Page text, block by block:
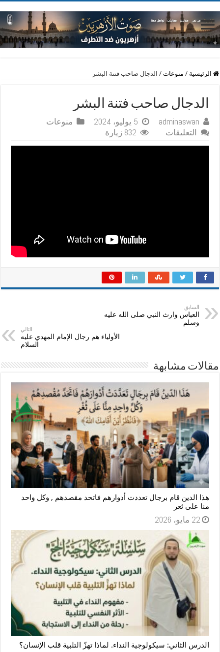
الرئيسية / منوعات / الدجال صاحب فتنة البشر
الدجال صاحب فتنة البشر
adminaswan 5 يوليو، 2024
منوعات
التعليقات
832 زيارة
السابق
العباس وارث النبي صلى الله عليه
وسلم
التالي
الأولياء هم رجال الإمام المهدي عليه
السلام
مقالات مشابهة
هذا الدين قام برجال تعددت أدوارهم فاتحد مقصدهم , وكل واحد
منا على ثعر
22 مايو، 2026
الدرس الثاني: سيكولوجية النداء. لماذا تهزّ التلبية قلب الإنسان؟